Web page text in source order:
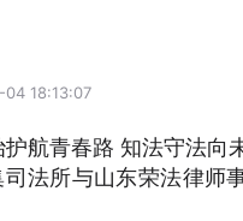
18:13:07
航青春路 知法守法向
法所与山东荣法律师